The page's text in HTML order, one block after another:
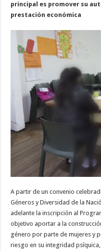
principal es promover su
prestación económica
A partir de un convenio
Géneros y Diversidad de la
adelante la inscripción al
objetivo aportar a la
género por parte de mujeres y
riesgo en su integridad